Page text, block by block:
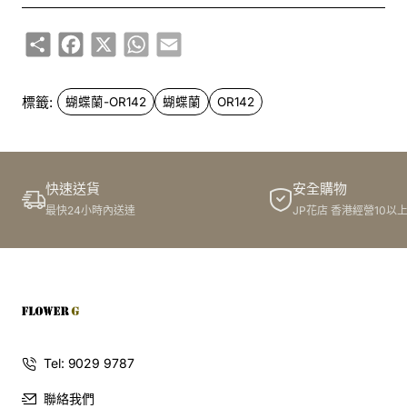
ShareFacebook
X WhatsApp
Email
標籤: 蝴蝶蘭-OR142 蝴蝶蘭 OR142
快速送貨
最快24小時內送達
安全購物
JP花店 香港經營10以
Tel: 9029 9787
聯絡我們